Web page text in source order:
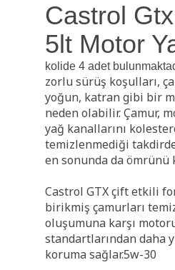
Castrol
5lt Motor
kolide 4 adet
zorlu sürüş koşulları,
yoğun, katran gibi bir
neden olabilir. Çamur,
yağ kanallarını
temizlenmediği
en sonunda da ömrünü
Castrol GTX çift etkili
birikmiş çamurları
oluşumuna karşı
standartlarından daha
koruma sağlar.5w-30